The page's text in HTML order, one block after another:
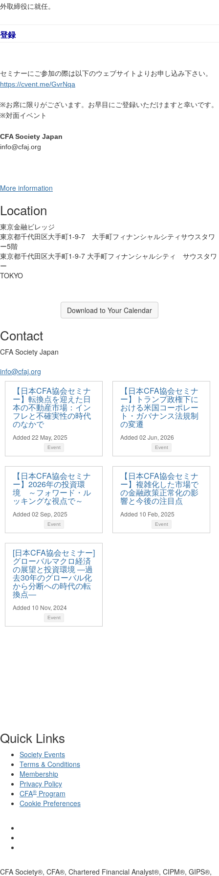
外取締役に就任。
登録
セミナーにご参加の際は以下のウェブサイトよりお申し込み下さい。
https://cvent.me/GvrNqa
※お席に限りがございます。お早目にご登録いただけますと幸いです。
※対面イベント
CFA Society Japan
info@cfaj.org
More information
Location
東京金融ビレッジ
東京都千代田区大手町1-9-7 大手町フィナンシャルシティサウスタワ
ー5階
東京都千代田区大手町1-9-7 大手町フィナンシャルシティ サウスタワ
ー
TOKYO
Download to Your Calendar
Contact
CFA Society Japan
info@cfaj.org
【日本CFA協会セミナ
ー】転換点を迎えた日
本の不動産市場：イン
フレと不確実性の時代
のなかで
Added 22 May, 2025
Event
【日本CFA協会セミナ
ー】トランプ政権下に
おける米国コーポレー
ト・ガバナンス法規制
の変遷
Added 02 Jun, 2026
Event
【日本CFA協会セミナ
ー】2026年の投資環
境 ～フォワード・ル
ッキングな視点で～
Added 02 Sep, 2025
Event
【日本CFA協会セミナ
ー】複雑化した市場で
の金融政策正常化の影
響と今後の注目点
Added 10 Feb, 2025
Event
[日本CFA協会セミナー]
グローバルマクロ経済
の展望と投資環境 ―過
去30年のグローバル化
から分断への時代の転
換点―
Added 10 Nov, 2024
Event
Quick Links
Society Events
Terms & Conditions
Membership
Privacy Policy
CFA® Program
Cookie Preferences
CFA Society®, CFA®, Chartered Financial Analyst®, CIPM®, GIPS®,